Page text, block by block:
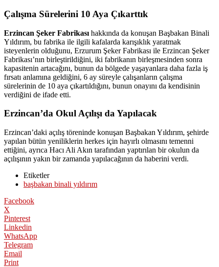
Çalışma Sürelerini 10 Aya Çıkarttık
Erzincan Şeker Fabrikası hakkında da konuşan Başbakan Binali
Yıldırım, bu fabrika ile ilgili kafalarda karışıklık yaratmak
isteyenlerin olduğunu, Erzurum Şeker Fabrikası ile Erzincan Şeker
Fabrikası’nın birleştirildiğini, iki fabrikanın birleşmesinden sonra
kapasitenin artacağını, bunun da bölgede yaşayanlara daha fazla iş
fırsatı anlamına geldiğini, 6 ay süreyle çalışanların çalışma
sürelerinin de 10 aya çıkartıldığını, bunun onayını da kendisinin
verdiğini de ifade etti.
Erzincan’da Okul Açılışı da Yapılacak
Erzincan’daki açılış töreninde konuşan Başbakan Yıldırım, şehirde
yapılan bütün yeniliklerin herkes için hayırlı olmasını temenni
ettiğini, ayrıca Hacı Ali Akın tarafından yaptırılan bir okulun da
açılışının yakın bir zamanda yapılacağının da haberini verdi.
Etiketler
başbakan binali yıldırım
Facebook
X
Pinterest
Linkedin
WhatsApp
Telegram
Email
Print